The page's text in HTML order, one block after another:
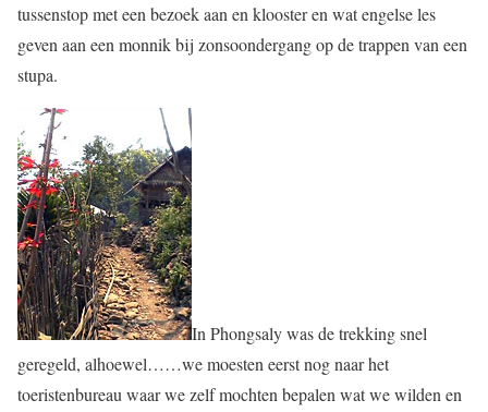
tussenstop met een bezoek aan en klooster en wat engelse les
geven aan een monnik bij zonsoondergang op de trappen van een
stupa.
In Phongsaly was de trekking snel
geregeld, alhoewel……we moesten eerst nog naar het
toeristenbureau waar we zelf mochten bepalen wat we wilden en